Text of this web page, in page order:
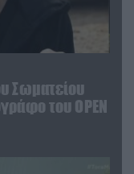
Σωματείου
του OPEN